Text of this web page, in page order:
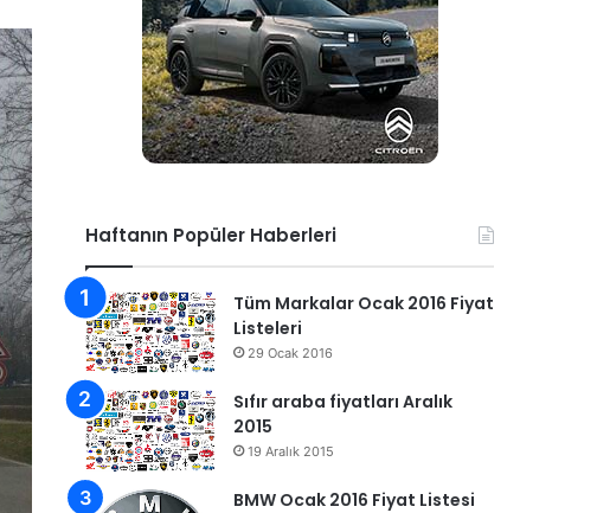
Haftanın Popüler Haberleri
Tüm Markalar Ocak 2016 Fiyat
Listeleri
29 Ocak 2016
Sıfır araba fiyatları Aralık
2015
19 Aralık 2015
BMW Ocak 2016 Fiyat Listesi